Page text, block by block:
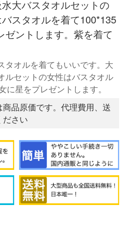
大バスタオルセットの
スタオルを着て100*135
ゼントします。紫を着て
タオルを着てもいいです。大
ルセットの女性はバスタオル
に星をプレゼントします。
品原価です。代理費用、送
ださい